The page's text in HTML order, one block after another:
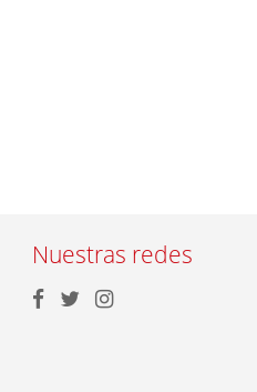
Nuestras redes